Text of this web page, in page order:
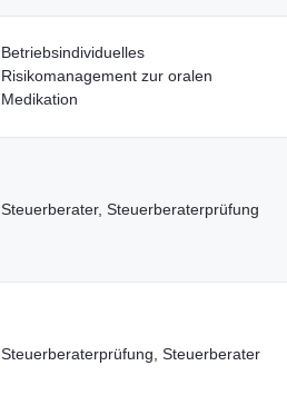
Betriebsindividuelles
Risikomanagement zur oralen
Medikation
Steuerberater, Steuerberaterprüfung
Steuerberaterprüfung, Steuerberater